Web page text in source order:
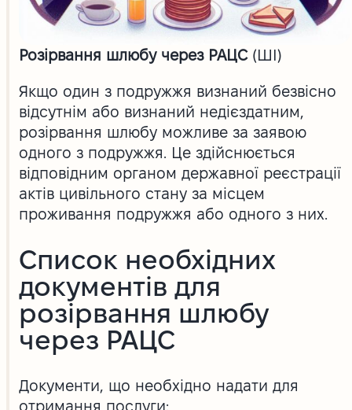
Розірвання шлюбу через РАЦС(ШІ)
Якщо один з подружжя визнаний безвісно
відсутнім або визнаний недієздатним,
розірвання шлюбу можливе за заявою
одного з подружжя. Це здійснюється
відповідним органом державної реєстрації
актів цивільного стану за місцем
проживання подружжя або одного з них.
Список необхідних
документів для
розірвання шлюбу
через РАЦС
Документи, що необхідно надати для
отримання послуги: